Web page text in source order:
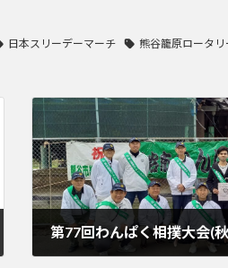
日本スリーデーマーチ 熊谷籠原ロータ
第77回わんぱく相撲大会(